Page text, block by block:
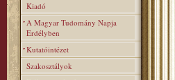
Kiadó
A Magyar Tudomány Napja
Erdélyben
Kutatóintézet
Szakosztályok